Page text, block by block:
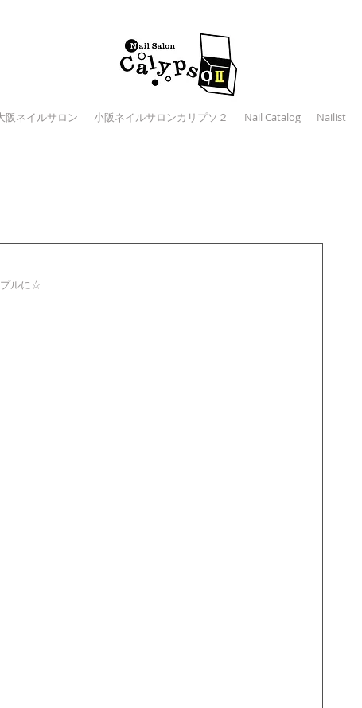
阪ネイルサロン 小阪ネイルサロンカリプソ２ Nail Catalog Nailist
プルに☆